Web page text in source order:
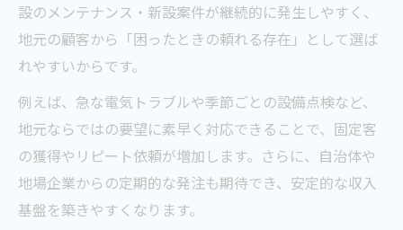
設のメンテナンス・新設案件が継続的に発生しやすく、
地元の顧客から「困ったときの頼れる存在」として選ば
れやすいからです。
例えば、急な電気トラブルや季節ごとの設備点検など、
地元ならではの要望に素早く対応できることで、固定客
の獲得やリピート依頼が増加します。さらに、自治体や
地場企業からの定期的な発注も期待でき、安定的な収入
基盤を築きやすくなります。